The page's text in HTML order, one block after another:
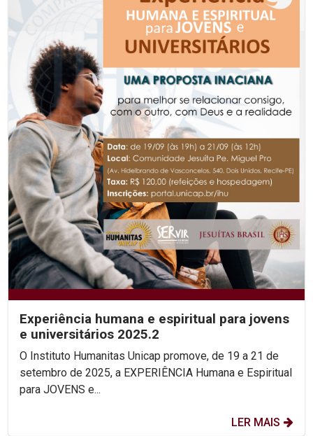
Experiência humana e espiritual para jovens
e universitários 2025.2
O Instituto Humanitas Unicap promove, de 19 a 21 de
setembro de 2025, a EXPERIÊNCIA Humana e Espiritual
para JOVENS e...
LER MAIS